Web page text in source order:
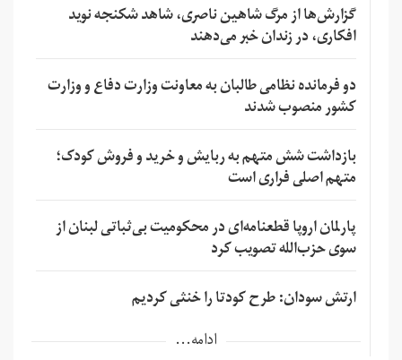
گزارش‌ها از مرگ شاهین ناصری، شاهد شکنجه نوید
افکاری، در زندان خبر می‌دهند
دو فرمانده نظامی طالبان به معاونت وزارت دفاع و وزارت
کشور منصوب شدند
بازداشت شش متهم به ربایش و خرید و فروش کودک؛
متهم اصلی فراری است
پارلمان اروپا قطعنامه‌ای در محکومیت بی‌ثباتی لبنان از
سوی حزب‌الله تصویب کرد
ارتش سودان: طرح کودتا را خنثی کردیم
ادامه...